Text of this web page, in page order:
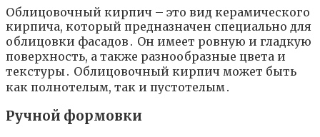
Облицовочный кирпич – это вид керамического
кирпича, который предназначен специально для
облицовки фасадов․ Он имеет ровную и гладкую
поверхность, а также разнообразные цвета и
текстуры․ Облицовочный кирпич может быть
как полнотелым, так и пустотелым․
Ручной формовки